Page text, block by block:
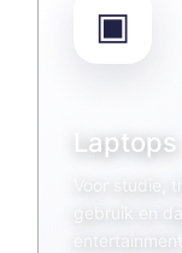
▣
Laptops
Voor studie,
gebruik en